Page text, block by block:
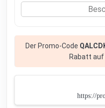
Der Promo-Code
Rabatt auf
https://